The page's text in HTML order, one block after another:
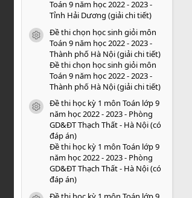
Toán 9 năm học 2022 - 2023 -
Tỉnh Hải Dương (giải chi tiết)
icon tài liệu
Đề thi chọn học sinh giỏi môn
Toán 9 năm học 2022 - 2023 -
Thành phố Hà Nội (giải chi tiết)
Đề thi chọn học sinh giỏi môn
Toán 9 năm học 2022 - 2023 -
Thành phố Hà Nội (giải chi tiết)
icon tài liệu
Đề thi học kỳ 1 môn Toán lớp 9
năm học 2022 - 2023 - Phòng
GD&ĐT Thạch Thất - Hà Nội (có
đáp án)
Đề thi học kỳ 1 môn Toán lớp 9
năm học 2022 - 2023 - Phòng
GD&ĐT Thạch Thất - Hà Nội (có
đáp án)